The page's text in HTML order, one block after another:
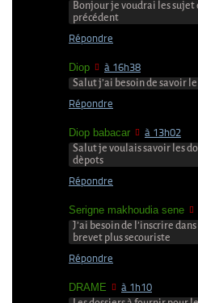
Bonjour je voudrai les sujet
précédent
Répondre
Diop à 16h38
Salut j’ai besoin de savoir
Répondre
Diop babacar à 13h02
Salut je voulais savoir les
dèpots
Répondre
Serigne makhoudia sene
J’ai besoin de l’inscrire
brevet plus secouriste
Répondre
DRAME à 1h10